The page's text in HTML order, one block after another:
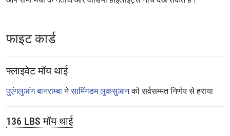
फाइट कार्ड
फ्लाइवेट मॉय थाई
पुएंगलुआंग बानराम्बानेसामिंगडम लुकसुआनको सर्वसम्मत निर्णय से हराया
136 LBS मॉय थाई